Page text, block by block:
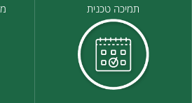
תמיכה טכנית